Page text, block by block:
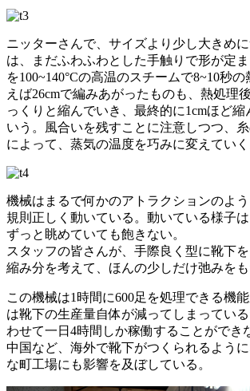
ニッターさんで、サイズより少し大きめ
は、まだふわふわとした手触りで形が定
を100~140°Cの高温のスチームで8~10秒
えば26cmで編みあがったものも、熱処理
っくりと縮んでいき、最終的に1cmほど縮
いう。風合いを残すことに注意しつつ、
によって、蒸気の温度を巧みに変えていく
機械はまるで何かのアトラクションのよ
規則正しく動いている。動いている様子は
ずっと眺めていても飽きない。
スタッフの皆さんが、手際良く型に靴下を
縮み分を考えて、ほんの少しだけ弛みをも
この機械は1時間に600足を処理できる機
は靴下の生産量自体が減ってしまってい
わせて一日4時間しか稼働することができ
中国など、海外で靴下がつくられるよう
な町工場にも影響を及ぼしている。